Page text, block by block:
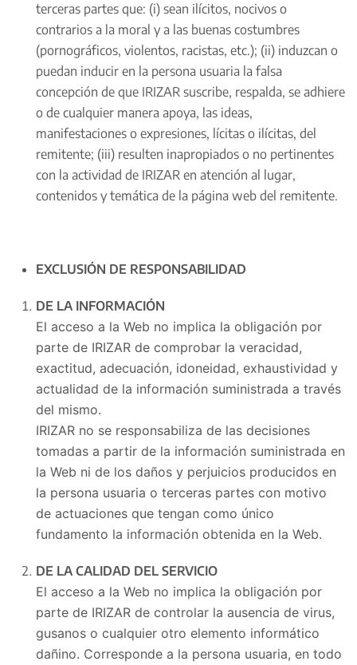
terceras partes que: (i) sean ilícitos, nocivos o
contrarios a la moral y a las buenas costumbres
(pornográficos, violentos, racistas, etc.); (ii) induzcan o
puedan inducir en la persona usuaria la falsa
concepción de que IRIZAR suscribe, respalda, se adhiere
o de cualquier manera apoya, las ideas,
manifestaciones o expresiones, lícitas o ilícitas, del
remitente; (iii) resulten inapropiados o no pertinentes
con la actividad de IRIZAR en atención al lugar,
contenidos y temática de la página web del remitente.
EXCLUSIÓN DE RESPONSABILIDAD
DE LA INFORMACIÓN
El acceso a la Web no implica la obligación por
parte de IRIZAR de comprobar la veracidad,
exactitud, adecuación, idoneidad, exhaustividad y
actualidad de la información suministrada a través
del mismo.
IRIZAR no se responsabiliza de las decisiones
tomadas a partir de la información suministrada en
la Web ni de los daños y perjuicios producidos en
la persona usuaria o terceras partes con motivo
de actuaciones que tengan como único
fundamento la información obtenida en la Web.
DE LA CALIDAD DEL SERVICIO
El acceso a la Web no implica la obligación por
parte de IRIZAR de controlar la ausencia de virus,
gusanos o cualquier otro elemento informático
dañino. Corresponde a la persona usuaria, en todo